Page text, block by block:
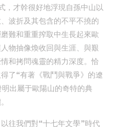
，才幹很好地浮現自孫中山以
波折及其包含的不平不撓的
難和重重搾取中生長起來歐
物抽像煥收回與生涯、與艱
和拷問魂靈的精力深度。恰
了“有著《戰鬥與戰爭》的遼
出屬于歐陽山的奇特的典
往我們對“十七年文學”時代